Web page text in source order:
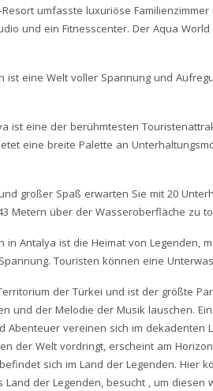
Resort umfasste luxuriöse
und ein Fitnesscenter. Der Aqua
ist eine Welt voller Spannung und
ist eine der berühmtesten
eine breite Palette an
großer Spaß erwarten Sie mit 20
Metern über der Wasseroberfläche zu
in Antalya ist die Heimat von Legenden,
Touristen können eine
der Türkei und ist der größte
und der Melodie der Musik lauschen.
Abenteuer vereinen sich im
der Welt vordringt, erscheint am
sich im Land der Legenden. Hier
Land der Legenden, besucht , um diesen